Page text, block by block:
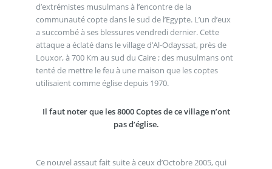
d’extrémistes musulmans à l’encontre de la
communauté copte dans le sud de l’Egypte. L’un d’eux
a succombé à ses blessures vendredi dernier. Cette
attaque a éclaté dans le village d’Al-Odayssat, près de
Louxor, à 700 Km au sud du Caire ; des musulmans ont
tenté de mettre le feu à une maison que les coptes
utilisaient comme église depuis 1970.
Il faut noter que les 8000 Coptes de ce village n’ont
pas d’église.
Ce nouvel assaut fait suite à ceux d’Octobre 2005, qui